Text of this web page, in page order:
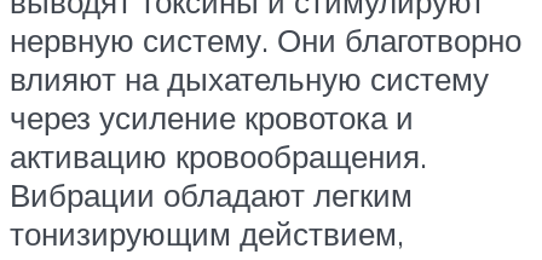
нервную систему. Они благотворно
влияют на дыхательную систему
через усиление кровотока и
активацию кровообращения.
Вибрации обладают легким
тонизирующим действием,